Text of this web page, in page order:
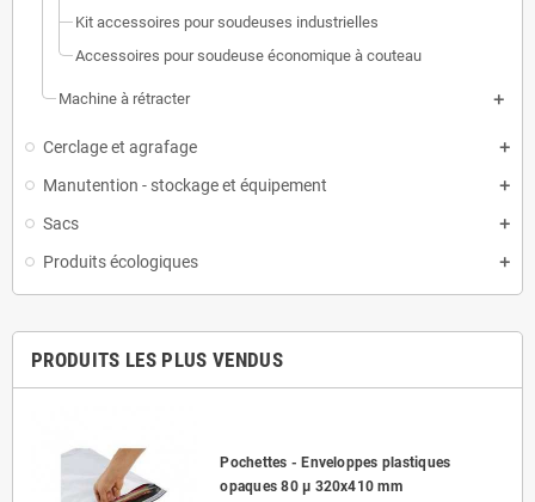
Kit accessoires pour soudeuses industrielles
Accessoires pour soudeuse économique à couteau
Machine à rétracter
Cerclage et agrafage
Manutention - stockage et équipement
Sacs
Produits écologiques
PRODUITS LES PLUS VENDUS
Pochettes - Enveloppes plastiques
opaques 80 µ 320x410 mm